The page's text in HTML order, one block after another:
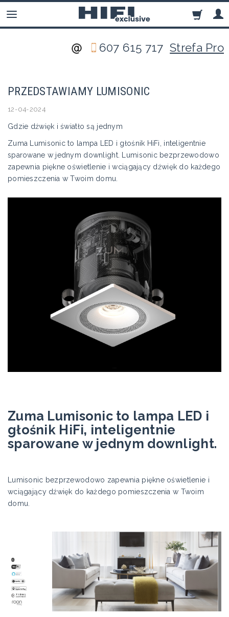
607 615 717Strefa Pro
PRZEDSTAWIAMY LUMISONIC
12-04-2024
Gdzie dźwięk i światło są jednym
Zuma Lumisonic to lampa LED i głośnik HiFi, inteligentnie
sparowane w jednym downlight. Lumisonic bezprzewodowo
zapewnia piękne oświetlenie i wciągający dźwięk do każdego
pomieszczenia w Twoim domu.
Zuma Lumisonic to lampa LED i
głośnik HiFi, inteligentnie
sparowane w jednym downlight.
Lumisonic bezprzewodowo zapewnia piękne oświetlenie i
wciągający dźwięk do każdego pomieszczenia w Twoim
domu.